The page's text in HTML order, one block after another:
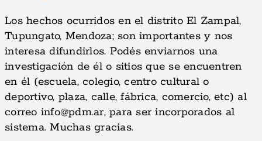
Los hechos ocurridos en el distrito El Zampal,
Tupungato, Mendoza; son importantes y nos
interesa difundirlos. Podés enviarnos una
investigación de él o sitios que se encuentren
en él (escuela, colegio, centro cultural o
deportivo, plaza, calle, fábrica, comercio, etc) al
correo info@pdm.ar, para ser incorporados al
sistema. Muchas gracias.